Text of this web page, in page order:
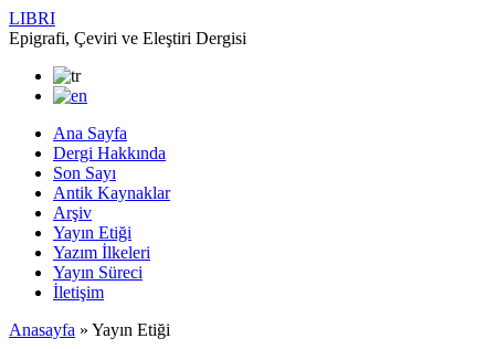
LIBRI
Epigrafi, Çeviri ve Eleştiri Dergisi
Ana Sayfa
Dergi Hakkında
Son Sayı
Antik Kaynaklar
Arşiv
Yayın Etiği
Yazım İlkeleri
Yayın Süreci
İletişim
Anasayfa » Yayın Etiği